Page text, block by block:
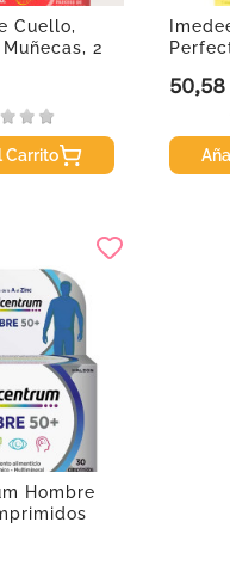
Cuello,
2
Carrito
Precio
Hombre